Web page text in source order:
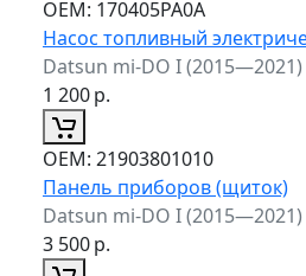
ОЕМ: 170405PA0A
Насос топливный
Datsun mi-DO I (2015—2021)
1 200р.
ОЕМ: 21903801010
Панель приборов (щиток)
Datsun mi-DO I (2015—2021)
3 500р.